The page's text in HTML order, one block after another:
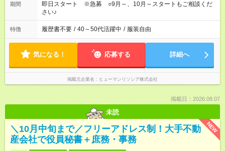
期間
即日スタート ※急募 ○9月～、10月～スタートもご相談くだ
さい♪
特徴 履歴書不要 / 40～50代活躍中 / 服装自由
気になる！ 応募する 詳細へ
掲載元企業名 ヒューマンリソシア株式会社
掲載日：2026.08.07
未読
NEW
＼10月中旬まで／フリーアドレス制！大手不動
産会社で役員秘書＋庶務・事務